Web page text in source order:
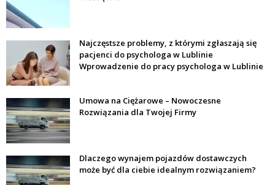
Najczęstsze problemy, z którymi zgłaszają się
pacjenci do psychologa w Lublinie
Wprowadzenie do pracy psychologa w Lublinie
Umowa na Ciężarowe – Nowoczesne
Rozwiązania dla Twojej Firmy
Dlaczego wynajem pojazdów dostawczych
może być dla ciebie idealnym rozwiązaniem?